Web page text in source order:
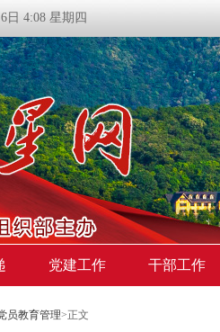
日 4:08 星期四
党建工作 干部工作
员教育管理>正文